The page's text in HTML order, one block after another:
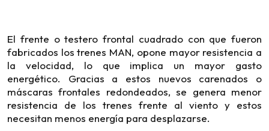
El frente o testero frontal cuadrado con que fueron
fabricados los trenes MAN, opone mayor resistencia a
la velocidad, lo que implica un mayor gasto
energético. Gracias a estos nuevos carenados o
máscaras frontales redondeados, se genera menor
resistencia de los trenes frente al viento y estos
necesitan menos energía para desplazarse.